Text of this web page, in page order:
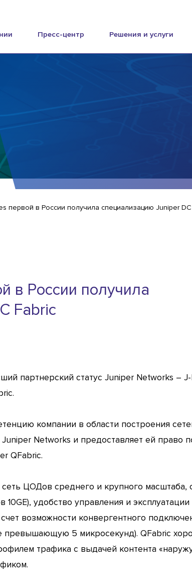
Пресс-центр Решения и услуги
первой в России получила специализацию Juniper DC
в России получила
Fabric
партнерский статус Juniper Networks –
компании в области построения
Networks и предоставляет ей право
QFabric.
ЦОДов среднего и крупного
удобство управления и
возможности конвергентного
превышающую 5 микросекунд). QFabric
трафика с выдачей контента